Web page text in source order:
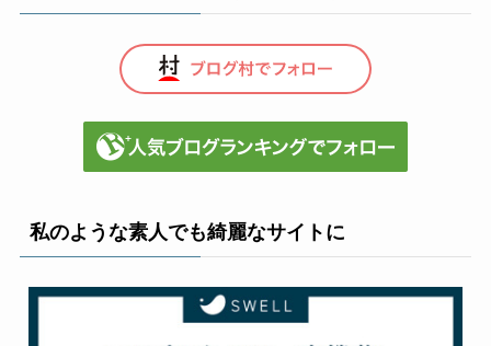
私のような素人でも綺麗なサイトに